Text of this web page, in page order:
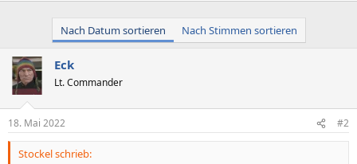
Nach Datum sortieren Nach Stimmen sortieren
Eck
Lt. Commander
18. Mai 2022 #2
Stockel schrieb: